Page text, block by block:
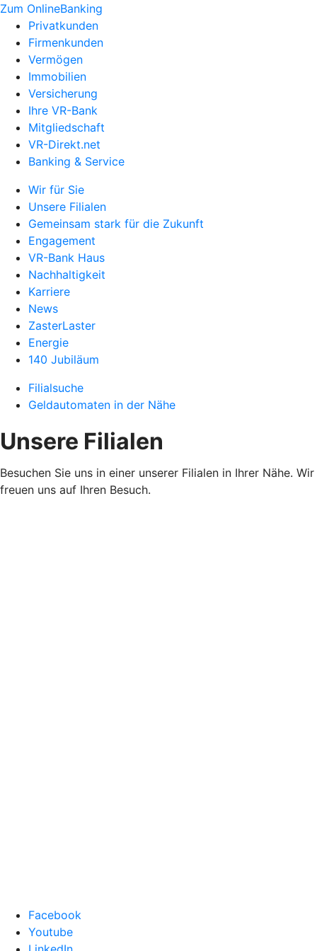
Zum OnlineBanking
Privatkunden
Firmenkunden
Vermögen
Immobilien
Versicherung
Ihre VR-Bank
Mitgliedschaft
VR-Direkt.net
Banking & Service
Wir für Sie
Unsere Filialen
Gemeinsam stark für die Zukunft
Engagement
VR-Bank Haus
Nachhaltigkeit
Karriere
News
ZasterLaster
Energie
140 Jubiläum
Filialsuche
Geldautomaten in der Nähe
Unsere Filialen
Besuchen Sie uns in einer unserer Filialen in Ihrer Nähe. Wir
freuen uns auf Ihren Besuch.
Facebook
Youtube